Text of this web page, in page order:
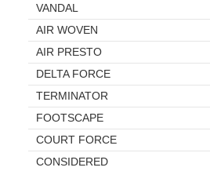
VANDAL
AIR WOVEN
AIR PRESTO
DELTA FORCE
TERMINATOR
FOOTSCAPE
COURT FORCE
CONSIDERED